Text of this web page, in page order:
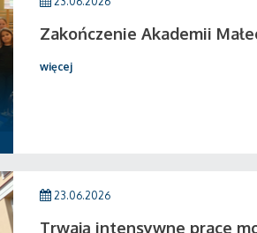
Zakończenie Akademii
więcej
23.06.2026
Trwają intensywne prace